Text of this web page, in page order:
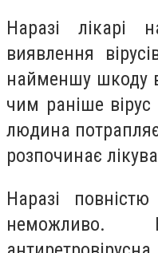
Наразі лікарі
виявлення
найменшу шкоду
чим раніше
людина
розпочинає
Наразі
неможливо.